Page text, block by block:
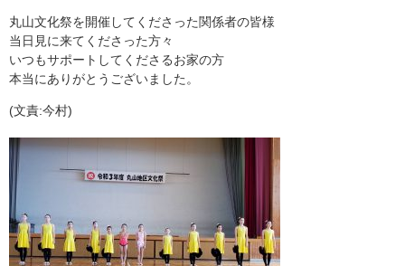
丸山文化祭を開催してくださった関係者の皆様
当日見に来てくださった方々
いつもサポートしてくださるお家の方
本当にありがとうございました。
(文責:今村)